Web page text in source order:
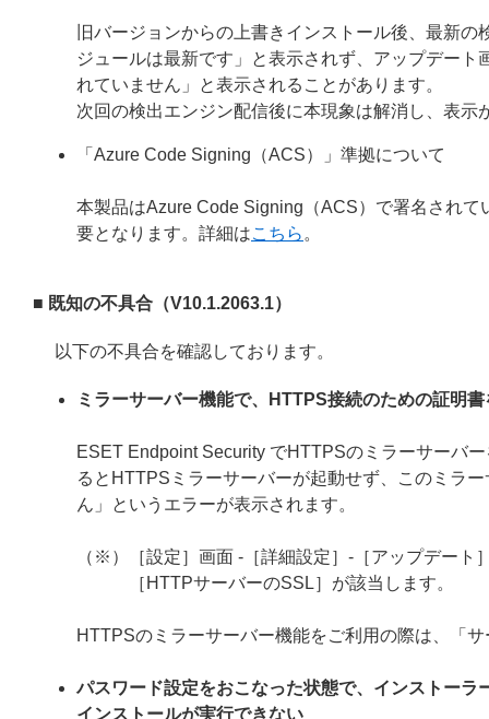
旧バージョンからの上書きインストール後、最新
ジュールは最新です」と表示されず、アップデー
れていません」と表示されることがあります。
次回の検出エンジン配信後に本現象は解消し、表示
「Azure Code Signing（ACS）」準拠について
本製品はAzure Code Signing（ACS）で署名され
要となります。詳細はこちら 。
■ 既知の不具合（V10.1.2063.1）
以下の不具合を確認しております。
ミラーサーバー機能で、HTTPS接続のための証明
ESET Endpoint Security でHTTPSのミラーサーバ
るとHTTPSミラーサーバーが起動せず、このミラ
ん」というエラーが表示されます。
（※）［設定］画面 -［詳細設定］-［アップデー
［HTTPサーバーのSSL］が該当します。
HTTPSのミラーサーバー機能をご利用の際は、「
パスワード設定をおこなった状態で、インストー
インストールが実行できない